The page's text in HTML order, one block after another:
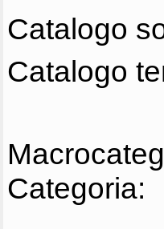
Catalogo
Catalogo
Categoria: